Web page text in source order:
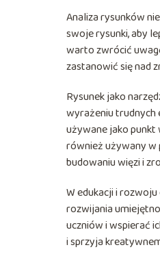
Analiza rysunków
swoje rysunki, aby
warto zwrócić
zastanowić się nad
Rysunek jako
wyrażeniu trudnych
używane jako punkt
również używany w
budowaniu więzi i
W edukacji i
rozwijania
uczniów i wspierać
i sprzyja